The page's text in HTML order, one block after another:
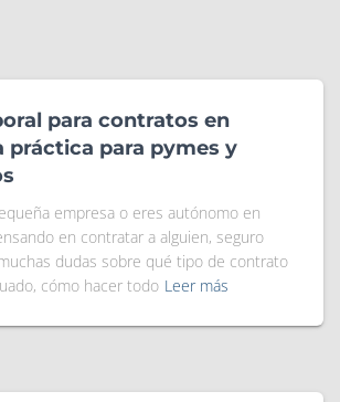
para contratos en
práctica para pymes y
empresa o eres autónomo en
en contratar a alguien, seguro
dudas sobre qué tipo de contrato
cómo hacer todo Leer más